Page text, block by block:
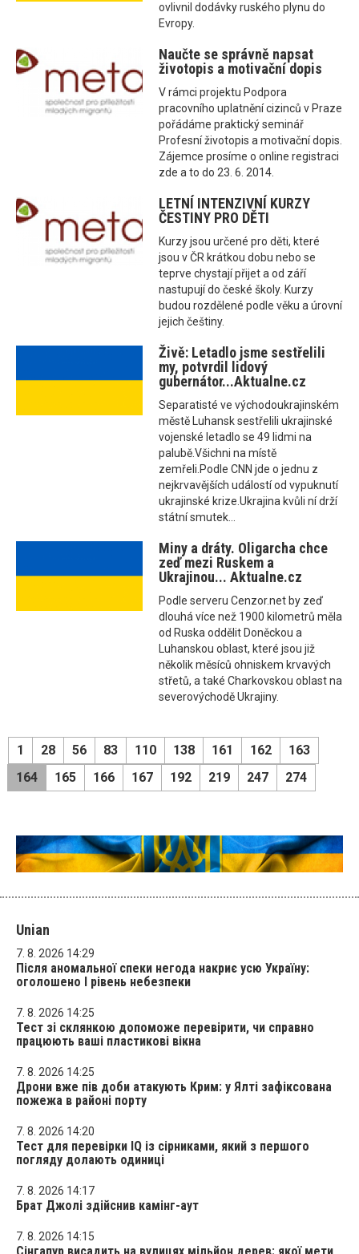
ovlivnil dodávky ruského plynu do
Evropy.
Naučte se správně napsat
životopis a motivační dopis
V rámci projektu Podpora
pracovního uplatnění cizinců v Praze
pořádáme praktický seminář
Profesní životopis a motivační dopis.
Zájemce prosíme o online registraci
zde a to do 23. 6. 2014.
LETNÍ INTENZIVNÍ KURZY
ČESTINY PRO DĚTI
Kurzy jsou určené pro děti, které
jsou v ČR krátkou dobu nebo se
teprve chystají přijet a od září
nastupují do české školy. Kurzy
budou rozdělené podle věku a úrovní
jejich češtiny.
Živě: Letadlo jsme sestřelili
my, potvrdil lidový
gubernátor...Aktualne.cz
Separatisté ve východoukrajinském
městě Luhansk sestřelili ukrajinské
vojenské letadlo se 49 lidmi na
palubě.Všichni na místě
zemřeli.Podle CNN jde o jednu z
nejkrvavějších událostí od vypuknutí
ukrajinské krize.Ukrajina kvůli ní drží
státní smutek...
Miny a dráty. Oligarcha chce
zeď mezi Ruskem a
Ukrajinou... Aktualne.cz
Podle serveru Cenzor.net by zeď
dlouhá více než 1900 kilometrů měla
od Ruska oddělit Doněckou a
Luhanskou oblast, které jsou již
několik měsíců ohniskem krvavých
střetů, a také Charkovskou oblast na
severovýchodě Ukrajiny.
1 28 56 83 110 138 161 162
163
164
165 166 167 192 219 247 274
Unian
7. 8. 2026 14:29
Після аномальної спеки негода накриє усю Україну:
оголошено І рівень небезпеки
7. 8. 2026 14:25
Тест зі склянкою допоможе перевірити, чи справно
працюють ваші пластикові вікна
7. 8. 2026 14:25
Дрони вже пів доби атакують Крим: у Ялті зафіксована
пожежа в районі порту
7. 8. 2026 14:20
Тест для перевірки IQ із сірниками, який з першого
погляду долають одиниці
7. 8. 2026 14:17
Брат Джолі здійснив камінг-аут
7. 8. 2026 14:15
Сінгапур висадить на вулицях мільйон дерев: якої мети